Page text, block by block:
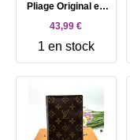
Pliage Original en
toile Noir
43,99 €
1 en stock